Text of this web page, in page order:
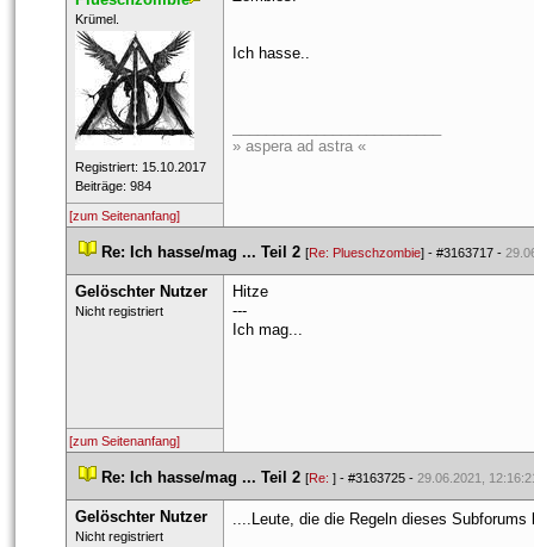
​Krümel.
Registriert: 15.10.2017
Beiträge: 984
Ich hasse..
» aspera ad astra «
[zum Seitenanfang]
Re: Ich hasse/mag ... Teil 2 [Re: Plueschzombie] - #3163717 -
Gelöschter Nutzer
Nicht registriert
Hitze
---
Ich mag...
[zum Seitenanfang]
Re: Ich hasse/mag ... Teil 2 [Re: ] - #3163725 - 29.06.2021,
Gelöschter Nutzer
Nicht registriert
....Leute, die die Regeln dieses